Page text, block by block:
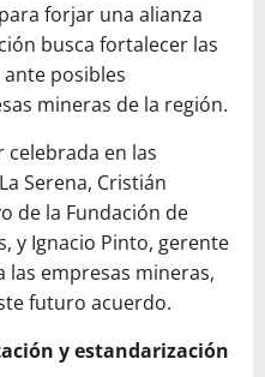
forjar una alianza
busca fortalecer las
posibles
mineras de la región.
en las
Serena, Cristián
de la Fundación de
y Ignacio Pinto, gerente
las empresas mineras,
futuro acuerdo.
y estandarización